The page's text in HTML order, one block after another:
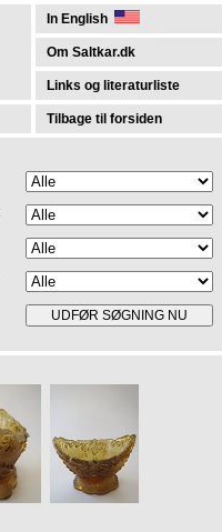
In English
Om Saltkar.dk
Links og literaturliste
Tilbage til forsiden